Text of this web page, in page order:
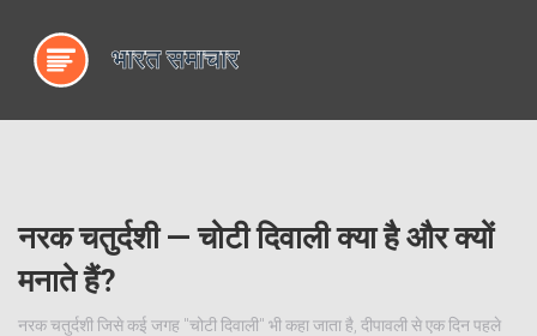
नरक चतुर्दशी — चोटी दिवाली क्या है और क्यों
मनाते हैं?
नरक चतुर्दशी जिसे कई जगह "चोटी दिवाली" भी कहा जाता है, दीपावली से एक दिन पहले